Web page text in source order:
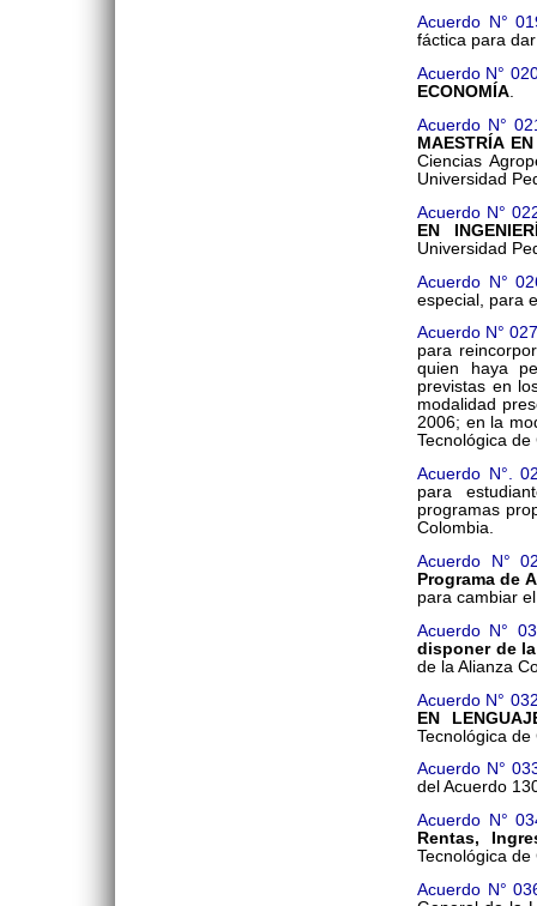
Acuerdo N°
fáctica para
Acuerdo N°
ECONOMÍA.
Acuerdo N°
MAESTRÍA
Ciencias
Universidad
Acuerdo N°
EN
Universidad
Acuerdo N°
especial, para
Acuerdo N°
para
quien haya
previstas en
modalidad
2006; en la
Tecnológica de
Acuerdo N°.
para
programas
Colombia.
Acuerdo N°
Programa de
para cambiar
Acuerdo N°
disponer de
de la Alianza
Acuerdo N°
EN
Tecnológica de
Acuerdo N°
del Acuerdo
Acuerdo N°
Rentas,
Tecnológica
Acuerdo N°